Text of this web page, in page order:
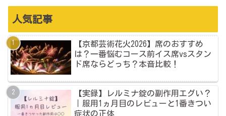
人気記事
【京都芸術花火2026】席のおすすめ
は？一番悩むコース前イス席vsスタン
ド席ならどっち？本音比較！
【実録】レルミナ錠の副作用エグい？
｜服用1ヵ月目のレビューと1番きつい
症状の正体